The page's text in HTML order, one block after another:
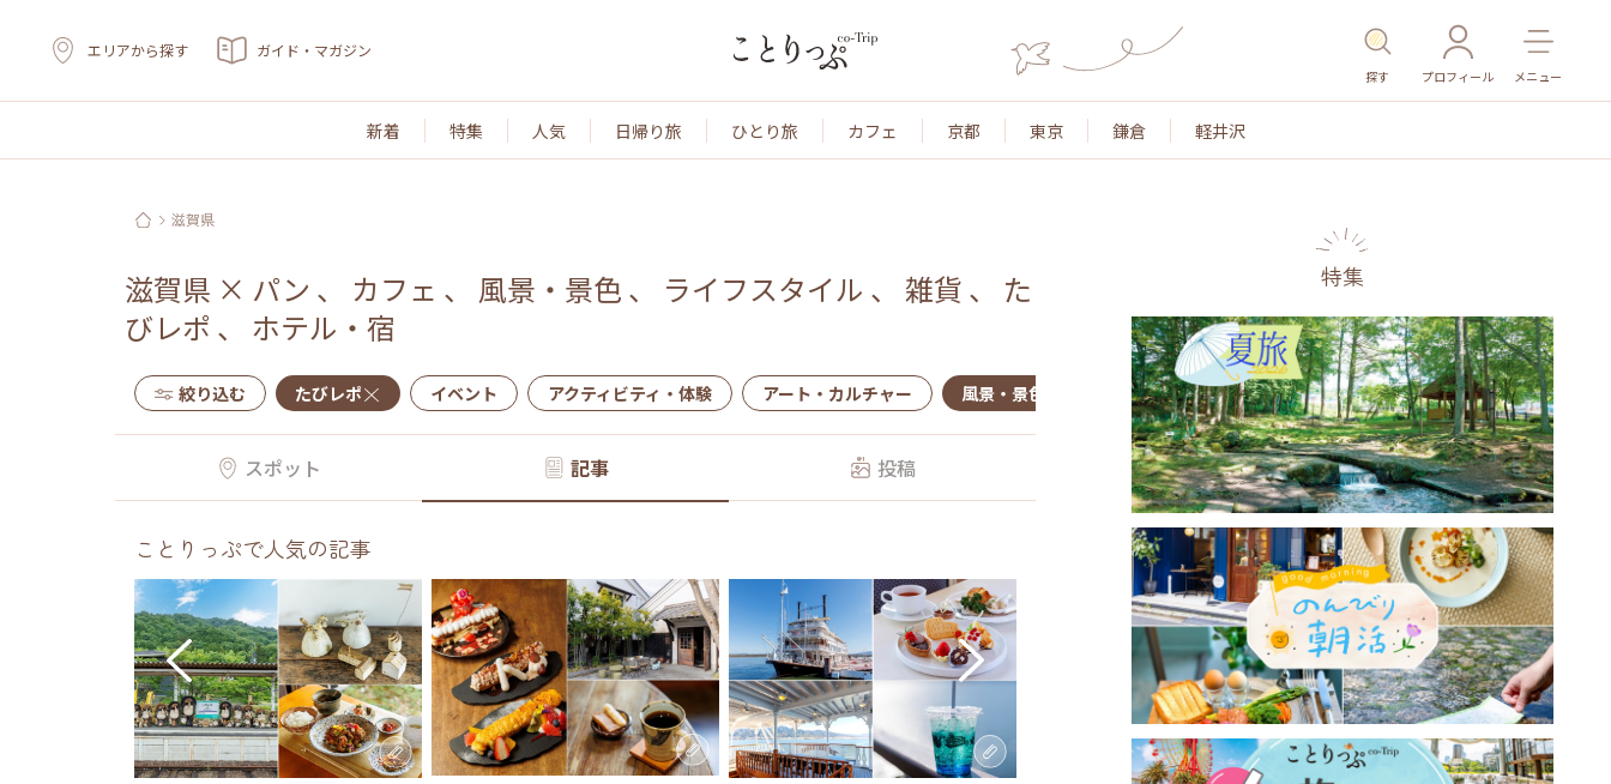
エリアから探す ガイド・マガジン
探す プロフィール メニュー
新着 特集 人気 日帰り旅 ひとり旅 カフェ 京都 東京 鎌倉 軽井沢
滋賀県
滋賀県 × パン 、 カフェ 、 風景・景色 、 ライフスタイル 、 雑貨 、 た
びレポ 、 ホテル・宿
絞り込む たびレポ イベント アクティビティ・体験 アート・カルチャー 風景・景色 名所・旧跡 温泉・スパ その他施設 ごはん
スポット 記事 投稿
ことりっぷで人気の記事
特集